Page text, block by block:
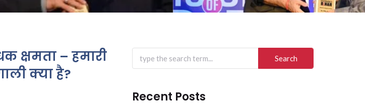
क्षमता – हमारी
क्या है?
Search
for:
Recent Posts